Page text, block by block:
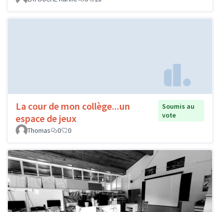
La cour de mon collège...un
espace de jeux
Soumis au
vote
Thomas
0 0